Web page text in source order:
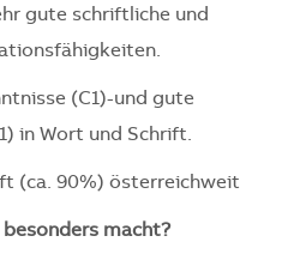
gute schriftliche und
(C1)-und gute
in Wort und Schrift.
(ca. 90%) österreichweit
besonders macht?